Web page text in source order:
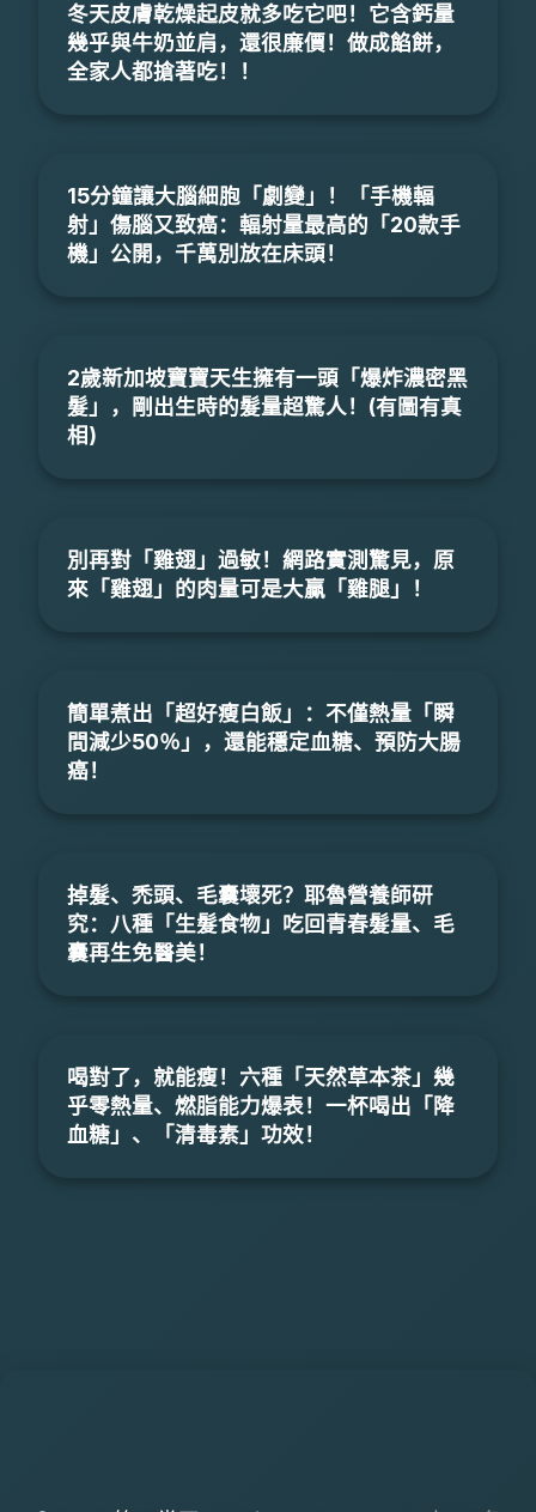
冬天皮膚乾燥起皮就多吃它吧！它含鈣量
幾乎與牛奶並肩，還很廉價！做成餡餅，
全家人都搶著吃！！
15分鐘讓大腦細胞「劇變」！「手機輻
射」傷腦又致癌：輻射量最高的「20款手
機」公開，千萬別放在床頭！
2歲新加坡寶寶天生擁有一頭「爆炸濃密黑
髮」，剛出生時的髮量超驚人！(有圖有真
相)
別再對「雞翅」過敏！網路實測驚見，原
來「雞翅」的肉量可是大贏「雞腿」！
簡單煮出「超好瘦白飯」：不僅熱量「瞬
間減少50％」，還能穩定血糖、預防大腸
癌！
掉髮、禿頭、毛囊壞死？耶魯營養師研
究：八種「生髮食物」吃回青春髮量、毛
囊再生免醫美！
喝對了，就能瘦！六種「天然草本茶」幾
乎零熱量、燃脂能力爆表！一杯喝出「降
血糖」、「清毒素」功效！